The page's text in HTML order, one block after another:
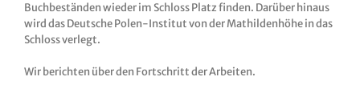
Buchbeständen wieder im Schloss Platz finden. Darüber hinaus
wird das Deutsche Polen-Institut von der Mathildenhöhe in das
Schloss verlegt.
Wir berichten über den Fortschritt der Arbeiten.